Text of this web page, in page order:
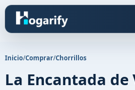
Inicio/Comprar/Chorrillos
La Encantada de